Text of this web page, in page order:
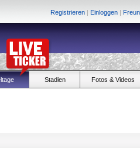
Registrieren | Einloggen |
Stadien Fotos & Videos